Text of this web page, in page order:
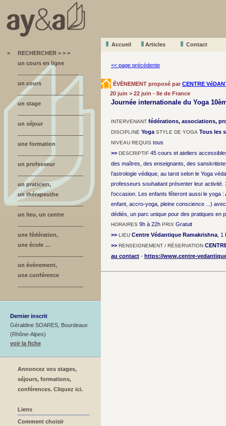
Accueil Articles
Contact
>
RECHERCHER > > >
un cours en ligne
un cours
un stage
un séjour
une formation
un professeur
un praticien,
un thérapeuthe
un lieu, un centre
une fédération,
une école …
un événement,
une conférence
Dernier inscrit
Géraldine SOARES, Bourdeaux
(Rhône-Alpes)
voir la fiche
Annoncez vos stages,
séjours, formations,
conférences. Cliquez ici.
Liens
Comment choisir
<< page précédente
ÉVÈNEMENT proposé par CENTRE
20 juin > 22 juin - Ile de France
Journée internationale du Yoga
INTERVENANT fédérations, associations,
DISCIPLINE Yoga STYLE DE YOGA Tous les
NIVEAU REQUIS tous
>> DESCRIPTIF 45 cours et ateliers
des maîtres, des enseignants, des
l’astrologie védique, au tarot selon le Yoga
professeurs souhaitant présenter leur
l’occasion. Les enfants fêteront aussi le yoga
enfant, accro-yoga, pleine conscience ...)
dédiés, un parc unique pour des pratiques en
HORAIRES 9h à 22h PRIX Gratuit
>> LIEU Centre Védantique Ramakrishna ,
>> RENSEIGNEMENT / RÉSERVATION
au contact - https://www.centre-